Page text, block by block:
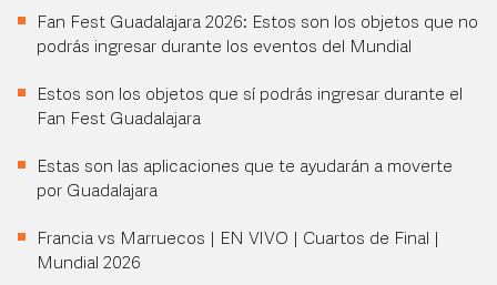
Fan Fest Guadalajara 2026: Estos son los objetos que no
podrás ingresar durante los eventos del Mundial
Estos son los objetos que sí podrás ingresar durante el
Fan Fest Guadalajara
Estas son las aplicaciones que te ayudarán a moverte
por Guadalajara
Francia vs Marruecos | EN VIVO | Cuartos de Final |
Mundial 2026